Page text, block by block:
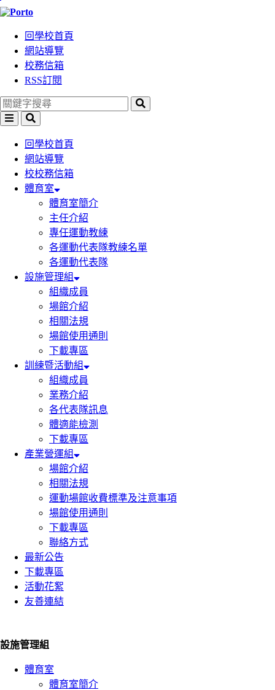
跳
區
塊
回學校首頁
網站導覽
校務信箱
RSS訂閱
選
搜
回學校首頁
網站導覽
校校務信箱
體育室
體育室簡介
主任介紹
專任運動教練
各運動代表隊教練名單
各運動代表隊
設施管理組
組織成員
場館介紹
相關法規
場館使用通則
下載專區
訓練暨活動組
組織成員
業務介紹
各代表隊訊息
體適能檢測
下載專區
產業營運組
場館介紹
相關法規
運動場館收費標準及注意事項
場館使用通則
下載專區
聯絡方式
最新公告
下載專區
活動花絮
友善連結
設施管理組
體育室
體育室簡介